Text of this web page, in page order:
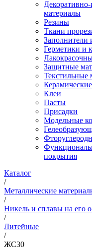
материалы
Резины
Ткани
Заполнители
Герметики и
Защитные
Текстильные
Клеи
Пасты
Присадки
Модельные
покрытия
Каталог
/
Металлические
/
Никель и сплавы на его
/
Литейные
/
ЖС30